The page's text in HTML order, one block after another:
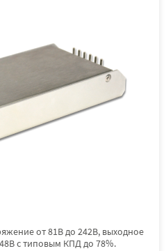
от 81В до 242В, выходное
с типовым КПД до 78%.